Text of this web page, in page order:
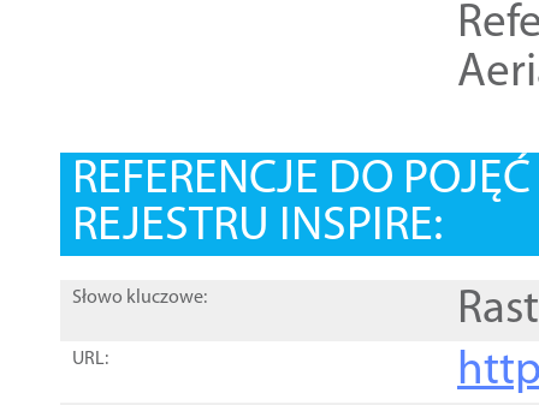
REFERENCJE DO
REJESTRU INSPIRE:
Słowo kluczowe:
URL: